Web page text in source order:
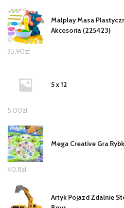
Malplay Masa
Akcesoria (225423)
35,90zł
5 x 12
5,00zł
Mega Creative Gra
40,11zł
Artyk Pojazd Zdalnie